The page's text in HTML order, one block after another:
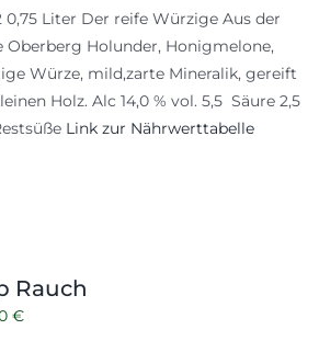
war:
20,00 €
ist:
19,00 €.
0,75 Liter Der reife Würzige Aus der
Oberberg Holunder, Honigmelone,
Würze, mild,zarte Mineralik, gereift
Holz. Alc 14,0 % vol. 5,5 Säure 2,5
Link zur Nährwerttabelle
Rauch
€